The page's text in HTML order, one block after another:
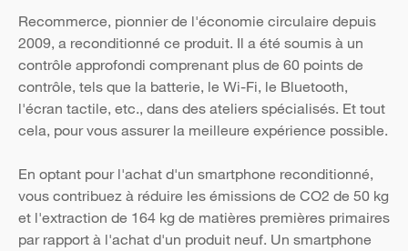
Recommerce, pionnier de l'économie circulaire depuis
2009, a reconditionné ce produit. Il a été soumis à un
contrôle approfondi comprenant plus de 60 points de
contrôle, tels que la batterie, le Wi-Fi, le Bluetooth,
l'écran tactile, etc., dans des ateliers spécialisés. Et tout
cela, pour vous assurer la meilleure expérience possible.
En optant pour l'achat d'un smartphone reconditionné,
vous contribuez à réduire les émissions de CO2 de 50 kg
et l'extraction de 164 kg de matières premières primaires
par rapport à l'achat d'un produit neuf. Un smartphone